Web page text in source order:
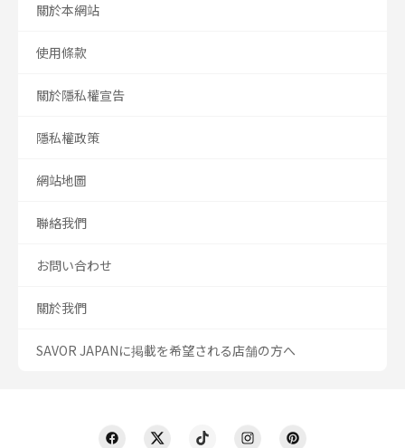
關於本網站
使用條款
關於隱私權宣告
隱私權政策
網站地圖
聯絡我們
お問い合わせ
關於我們
SAVOR JAPANに掲載を希望される店舗の方へ